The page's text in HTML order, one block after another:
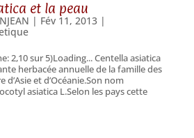
et la peau
| Fév 11, 2013|
2,10 sur 5)Loading... Centella asiatica
herbacée annuelle de la famille des
d’Asie et d’Océanie.Son nom
asiatica L.Selon les pays cette